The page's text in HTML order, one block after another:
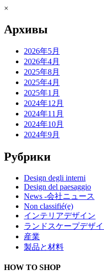
×
Архивы
2026年5月
2026年4月
2025年8月
2025年4月
2025年1月
2024年12月
2024年11月
2024年10月
2024年9月
Рубрики
Design degli interni
Design del paesaggio
News -会社ニュース
Non classifié(e)
インテリアデザイン
ランドスケープデザ
産業
製品と材料
HOW TO SHOP